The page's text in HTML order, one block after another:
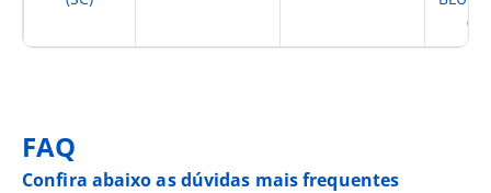
FAQ
Confira abaixo as dúvidas mais frequentes